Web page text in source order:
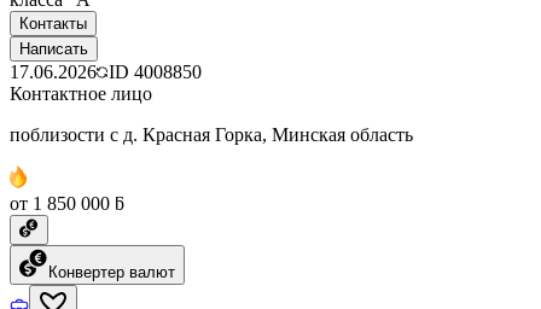
Контакты
Написать
17.06.2026 ID 4008850
Контактное лицо
поблизости с д. Красная Горка, Минская область
от 1 850 000 ƃ
Конвертер валют